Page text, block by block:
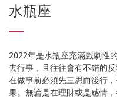
水瓶座
2022年是水瓶座充滿戲劇性
去行事，且往往會有不錯的
在做事前必須先三思而後行
果。無論是在理財或是感情